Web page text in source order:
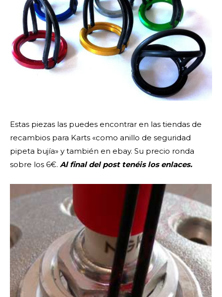
Estas piezas las puedes encontrar en las tiendas de
recambios para Karts «como anillo de seguridad
pipeta bujía» y también en ebay. Su precio ronda
sobre los 6€. Al final del post tenéis los enlaces.